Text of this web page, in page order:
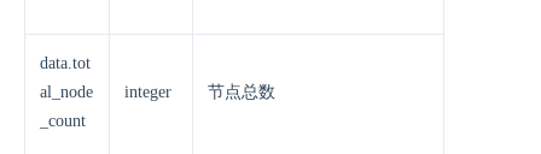
data.tot
al_node
_count
integer 节点总数